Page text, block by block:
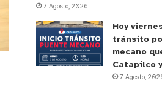
7 Agosto, 2026
Hoy
tránsito
mecano
Catapilco
7 Agosto,